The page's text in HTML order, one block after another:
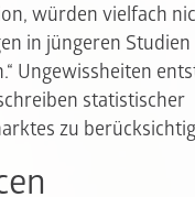
würden vielfach
in jüngeren Studien
Ungewissheiten
statistischer
zu